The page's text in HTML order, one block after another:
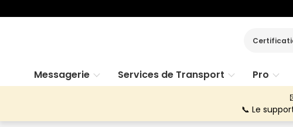
Messagerie Services de Transport Pro
📞 Le